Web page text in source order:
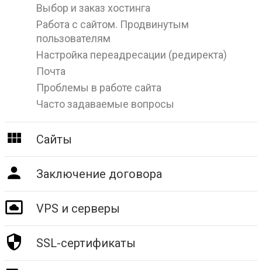
Выбор и заказ хостинга
Работа с сайтом. Продвинутым
пользователям
Настройка переадресации (редиректа)
Почта
Проблемы в работе сайта
Часто задаваемые вопросы
Сайты
Заключение договора
VPS и серверы
SSL-сертификаты